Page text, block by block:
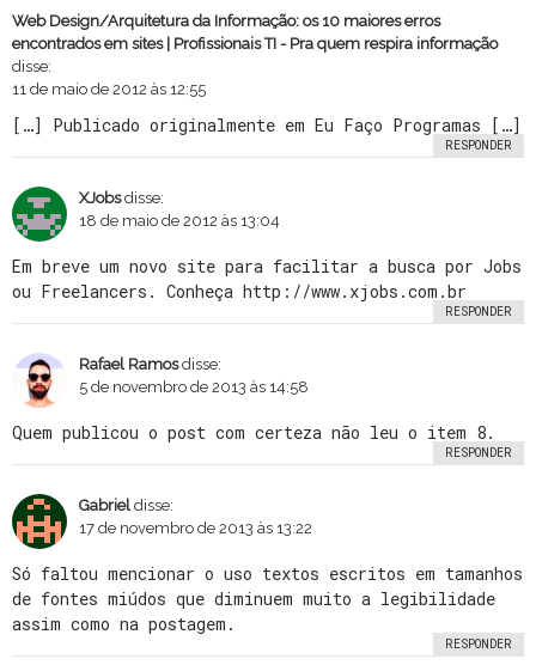
Web Design/Arquitetura da Informação: os 10 maiores erros
encontrados em sites | Profissionais TI - Pra quem respira informação
disse:
11 de maio de 2012 às 12:55
[…] Publicado originalmente em Eu Faço Programas […]
RESPONDER
XJobs disse:
18 de maio de 2012 às 13:04
Em breve um novo site para facilitar a busca por Jobs
ou Freelancers. Conheça http://www.xjobs.com.br
RESPONDER
Rafael Ramos disse:
5 de novembro de 2013 às 14:58
Quem publicou o post com certeza não leu o item 8.
RESPONDER
Gabriel disse:
17 de novembro de 2013 às 13:22
Só faltou mencionar o uso textos escritos em tamanhos
de fontes miúdos que diminuem muito a legibilidade
assim como na postagem.
RESPONDER